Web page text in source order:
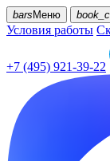
bars Меню
Условия работы
+7 (495) 921-39-22